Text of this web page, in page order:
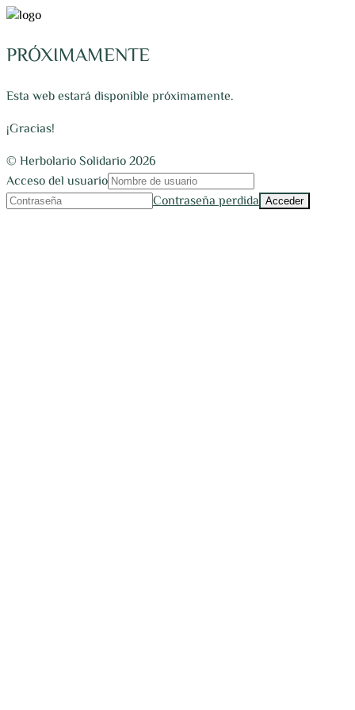
PRÓXIMAMENTE
Esta web estará disponible próximamente.
¡Gracias!
© Herbolario Solidario 2026
Acceso del usuario
Contraseña perdida